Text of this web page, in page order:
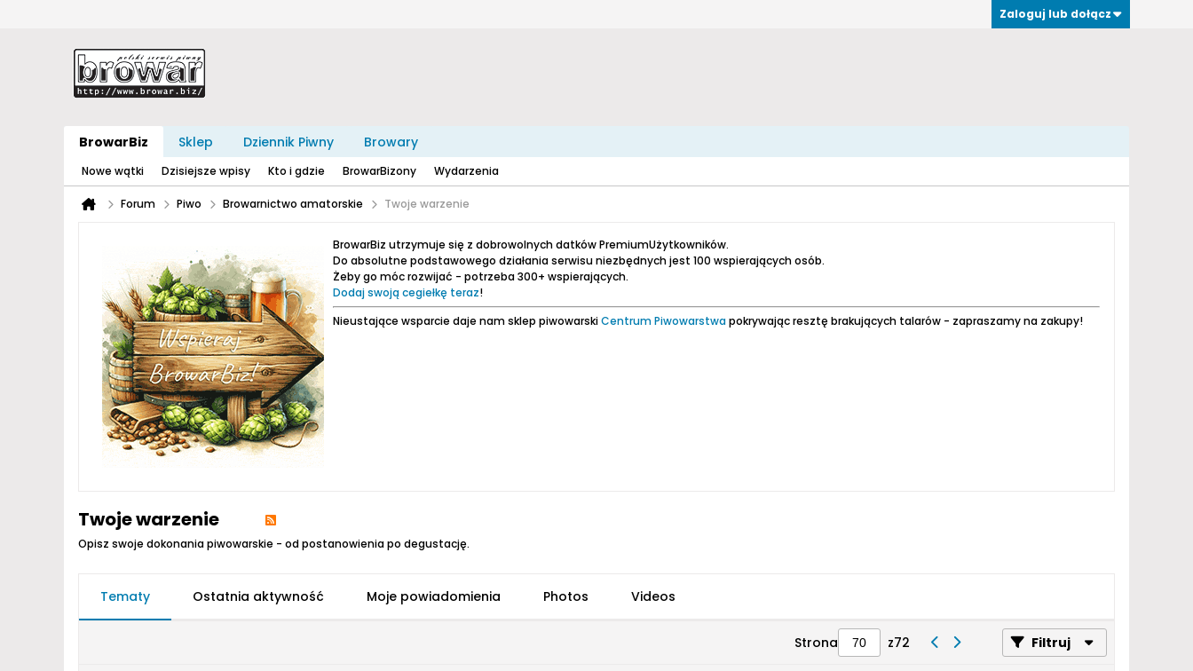
Zaloguj lub dołącz
BrowarBiz Sklep Dziennik Piwny Browary
Nowe wątki Dzisiejsze wpisy Kto i gdzie BrowarBizony Wydarzenia
Forum Piwo Browarnictwo amatorskie Twoje warzenie
BrowarBiz utrzymuje się z dobrowolnych datków PremiumUżytkowników.
Do absolutne podstawowego działania serwisu niezbędnych jest 100 wspierających osób.
Żeby go móc rozwijać - potrzeba 300+ wspierających.
Dodaj swoją cegiełkę teraz!
Nieustające wsparcie daje nam sklep piwowarskiCentrum Piwowarstwapokrywając resztę brakujących talarów - zapraszamy na zakupy!
Twoje warzenie
Opisz swoje dokonania piwowarskie - od postanowienia po degustację.
Tematy Ostatnia aktywność Moje powiadomienia Photos Videos
Strona z72 Filtruj